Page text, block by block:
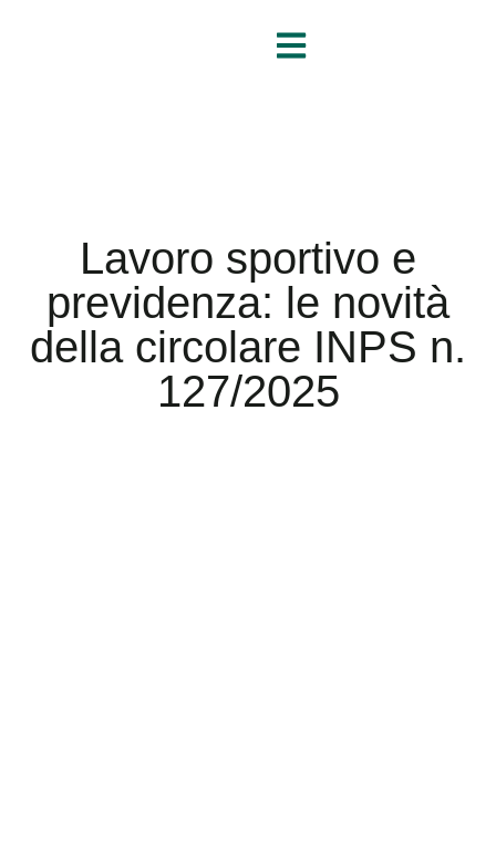
Lavoro sportivo e
previdenza: le novità
della circolare INPS n.
127/2025